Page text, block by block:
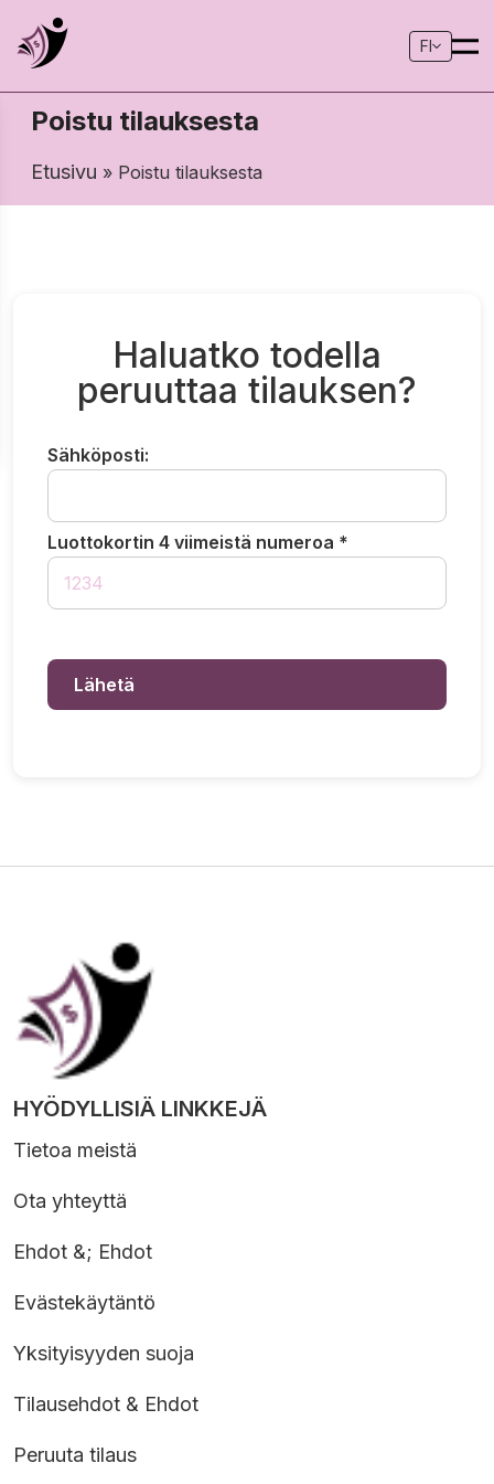
FI
Poistu tilauksesta
Etusivu » Poistu tilauksesta
Haluatko todella
peruuttaa tilauksen?
Sähköposti:
Luottokortin 4 viimeistä numeroa *
HYÖDYLLISIÄ LINKKEJÄ
Tietoa meistä
Ota yhteyttä
Ehdot &; Ehdot
Evästekäytäntö
Yksityisyyden suoja
Tilausehdot & Ehdot
Peruuta tilaus